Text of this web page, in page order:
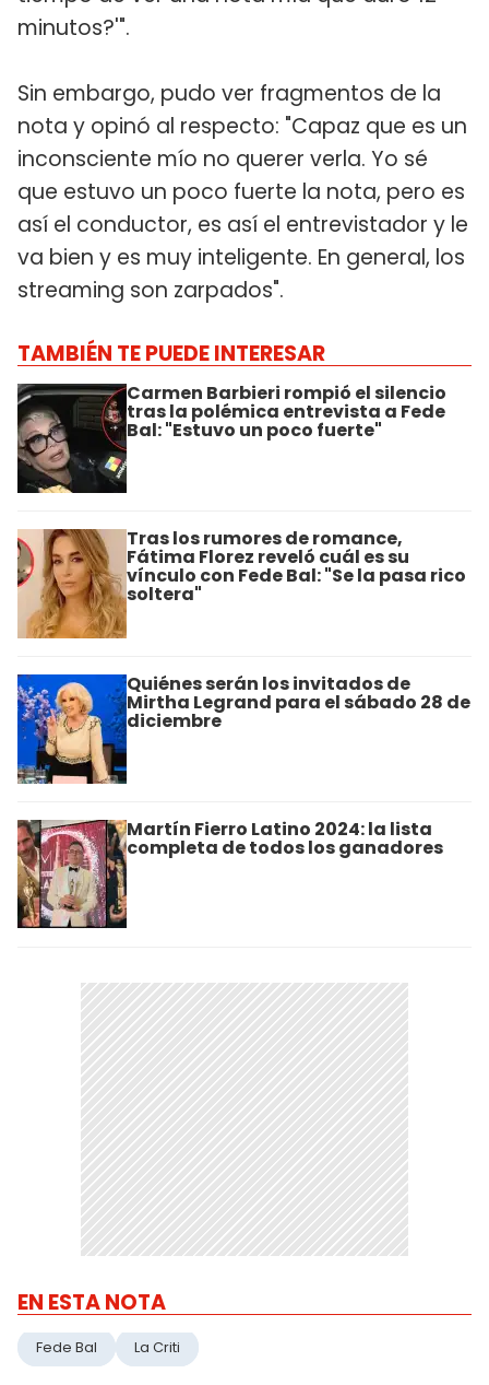
minutos?'".
Sin embargo, pudo ver fragmentos de la
nota y opinó al respecto: "Capaz que es un
inconsciente mío no querer verla. Yo sé
que estuvo un poco fuerte la nota, pero es
así el conductor, es así el entrevistador y le
va bien y es muy inteligente. En general, los
streaming son zarpados".
TAMBIÉN TE PUEDE INTERESAR
Carmen Barbieri rompió el silencio
tras la polémica entrevista a Fede
Bal: "Estuvo un poco fuerte"
Tras los rumores de romance,
Fátima Florez reveló cuál es su
vínculo con Fede Bal: "Se la pasa rico
soltera"
Quiénes serán los invitados de
Mirtha Legrand para el sábado 28 de
diciembre
Martín Fierro Latino 2024: la lista
completa de todos los ganadores
EN ESTA NOTA
Fede Bal La Criti